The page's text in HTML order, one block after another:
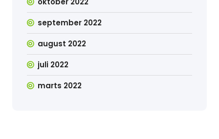
september 2022
august 2022
juli 2022
marts 2022